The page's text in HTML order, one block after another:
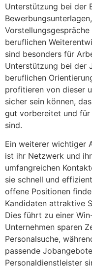
Unterstützung bei der
beruflichen
sind besonders für
Unterstützung bei der
beruflichen
profitieren von dieser
sicher sein können,
gut vorbereitet und
sind.
Ein weiterer wichtiger
ist ihr Netzwerk und
umfangreichen
sie schnell und
offene Positionen
Kandidaten attraktive
Dies führt zu einer
Unternehmen sparen
Personalsuche,
passende
Personaldienstleister